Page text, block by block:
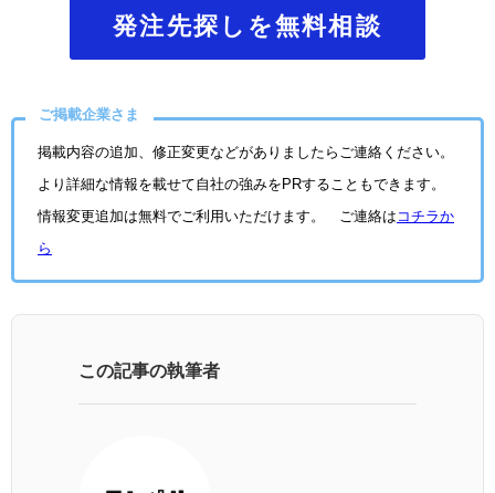
発注先探しを無料相談
ご掲載企業さま
掲載内容の追加、修正変更などがありましたらご連絡ください。
より詳細な情報を載せて自社の強みをPRすることもできます。
情報変更追加は無料でご利用いただけます。 ご連絡は コチラか
ら
この記事の執筆者